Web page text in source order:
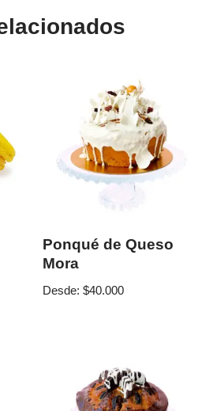
Ponqué de Queso
Mora
Desde:$40.000